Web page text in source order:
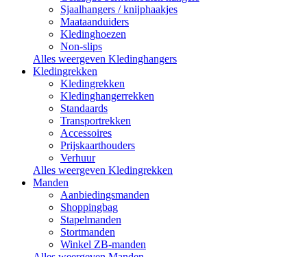
Sjaalhangers / knijphaakjes
Maataanduiders
Kledinghoezen
Non-slips
Alles weergeven Kledinghangers
Kledingrekken
Kledingrekken
Kledinghangerrekken
Standaards
Transportrekken
Accessoires
Prijskaarthouders
Verhuur
Alles weergeven Kledingrekken
Manden
Aanbiedingsmanden
Shoppingbag
Stapelmanden
Stortmanden
Winkel ZB-manden